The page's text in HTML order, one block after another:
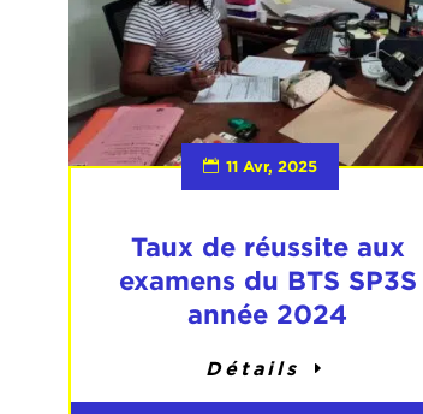
11 Avr, 2025
Taux de réussite aux
examens du BTS SP3S
année 2024
Détails